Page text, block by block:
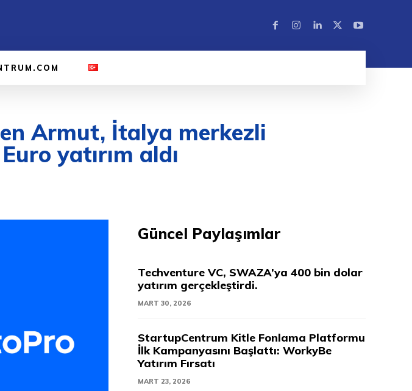
Armut, İtalya merkezli
yatırım aldı
Güncel Paylaşımlar
Techventure VC, SWAZA’ya 400 bin dolar
yatırım gerçekleştirdi.
MART 30, 2026
StartupCentrum Kitle Fonlama Platformu
İlk Kampanyasını Başlattı: WorkyBe
Yatırım Fırsatı
MART 23, 2026